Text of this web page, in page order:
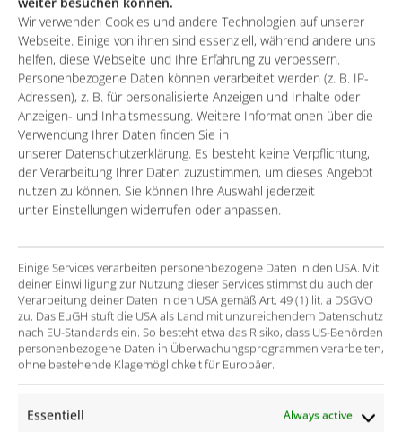
Wir verwenden Cookies und andere Technologien auf unserer
Webseite. Einige von ihnen sind essenziell, während andere uns
helfen, diese Webseite und Ihre Erfahrung zu verbessern.
Personenbezogene Daten können verarbeitet werden (z. B. IP-
Adressen), z. B. für personalisierte Anzeigen und Inhalte oder
Anzeigen- und Inhaltsmessung. Weitere Informationen über die
Verwendung Ihrer Daten finden Sie in
unserer Datenschutzerklärung. Es besteht keine Verpflichtung,
der Verarbeitung Ihrer Daten zuzustimmen, um dieses Angebot
nutzen zu können. Sie können Ihre Auswahl jederzeit
unter Einstellungen widerrufen oder anpassen.
Einige Services verarbeiten personenbezogene Daten in den USA. Mit
deiner Einwilligung zur Nutzung dieser Services stimmst du auch der
Verarbeitung deiner Daten in den USA gemäß Art. 49 (1) lit. a DSGVO
zu. Das EuGH stuft die USA als Land mit unzureichendem Datenschutz
nach EU-Standards ein. So besteht etwa das Risiko, dass US-Behörden
personenbezogene Daten in Überwachungsprogrammen verarbeiten,
ohne bestehende Klagemöglichkeit für Europäer.
Essentiell Always active
as the ERP solution and Salesforce.com as the
CRM solution.
In addition, customer service should also be
integrated into the CRM solution
The solution
Introduction of a central CRM tool based on
Salesforce to map all sales-relevant processes
Connection of the CRM tool to the internal ERP
system (SAP) and databases for optimal process
support
Implementation of the Salesforce Service Cloud to
map customer service processes
The success